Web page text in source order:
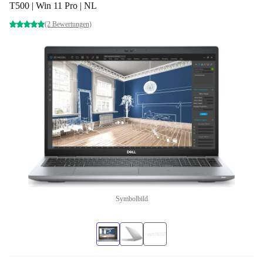
T500 | Win 11 Pro | NL
(2 Bewertungen)
Symbolbild